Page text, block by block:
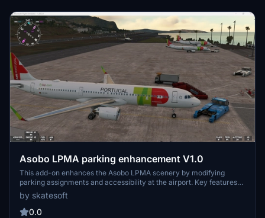
Asobo LPMA parking enhancement V1.0
This add-on enhances the Asobo LPMA scenery by modifying
parking assignments and accessibility at the airport. Key features
include the disabling of Gate 19, the addition of cargo parking, and
updated gate assignments for specific airlines. It is a standalone
mod that does not alter original scenery files and requires
by skatesoft
0.0